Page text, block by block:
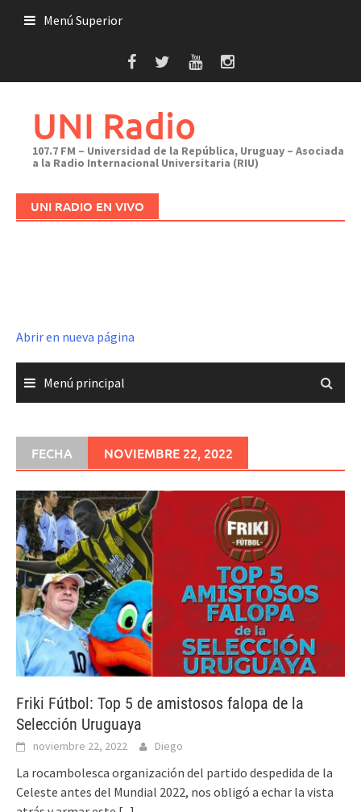
Menú Superior
UNI Radio
107.7 FM – Universidad de la República, Uruguay – Asociada
a la Radio Internacional Universitaria (RIU)
UNI RADIO EN VIVO
Abrir en nueva página
Menú principal
FECHA NOVIEMBRE 22, 2022
Friki Fútbol: Top 5 de amistosos falopa de la
Selección Uruguaya
noviembre 22, 2022 Diego
La rocambolesca organización del partido despedida de la
Celeste antes del Mundial 2022, nos obligó a echar la vista